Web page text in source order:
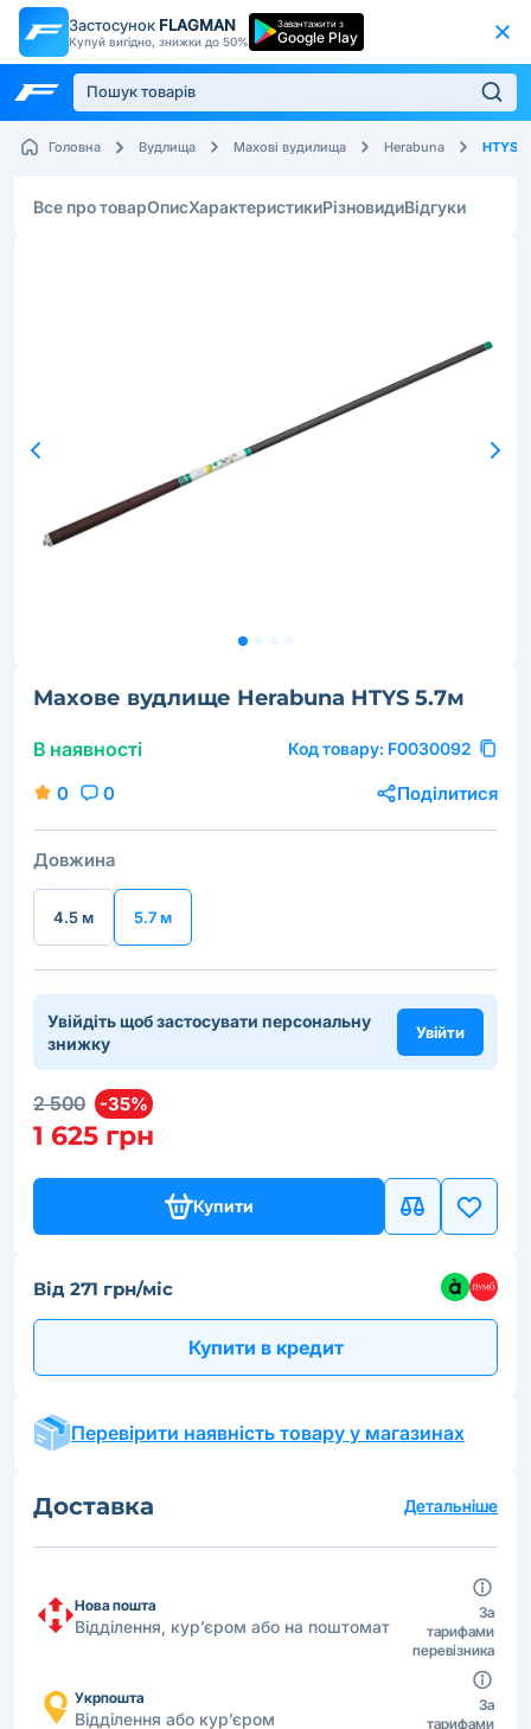
Застосунок FLAGMAN
Купуй вигідно, знижки до 50%
Завантажити з
Google Play
Головна Вудлища Махові вудилища Herabuna HTYS
Все про товарОписХарактеристикиРізновидиВідгуки
Махове вудлище Herabuna HTYS 5.7м
В наявності Код товару: F0030092
0 0 Поділитися
Довжина
4.5 м 5.7 м
Увійдіть щоб застосувати персональну
знижку
Увійти
2 500 -35%
1 625 грн
Купити
Від 271 грн/міс
Купити в кредит
Перевірити наявність товару у магазинах
Доставка Детальніше
Нова пошта
Відділення, кур’єром або на поштомат
За
тарифами
перевізника
Укрпошта
Відділення або кур’єром
За
тарифами